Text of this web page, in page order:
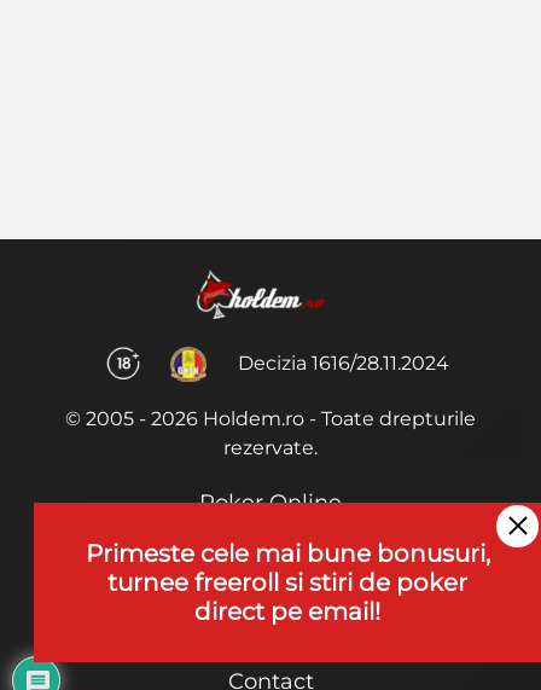
Decizia 1616/28.11.2024
© 2005 - 2026 Holdem.ro - Toate drepturile
rezervate.
Poker Online
Termeni si Conditii
Joaca Poker
Contact
Primeste cele mai bune bonusuri,
turnee freeroll si stiri de poker
direct pe email!